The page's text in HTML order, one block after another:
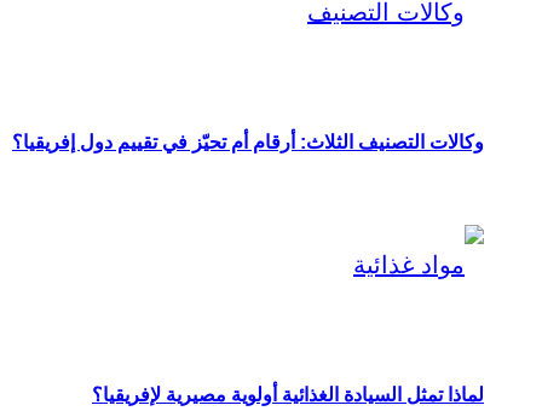
وكالات التصنيف الثلاث: أرقام أم تحيّز في تقييم دول إفريقيا؟
لماذا تمثل السيادة الغذائية أولوية مصيرية لإفريقيا؟